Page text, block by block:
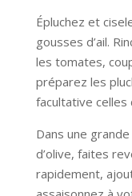
Épluchez et
gousses d’ail.
les tomates,
préparez les
facultative celles
Dans une
d’olive, faites
rapidement,